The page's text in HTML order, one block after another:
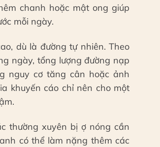
chanh hoặc mật ong giúp
mỗi ngày.
dù là đường tự nhiên. Theo
ngày, tổng lượng đường nạp
nguy cơ tăng cân hoặc ảnh
khuyến cáo chỉ nên cho một
thường xuyên bị ợ nóng cần
có thể làm nặng thêm các